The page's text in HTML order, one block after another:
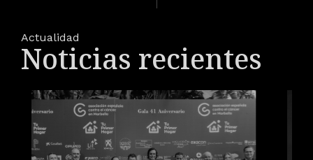
Actualidad
Noticias recientes